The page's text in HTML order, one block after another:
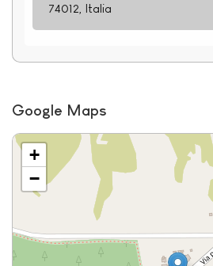
74012, Italia
Google Maps
+
−